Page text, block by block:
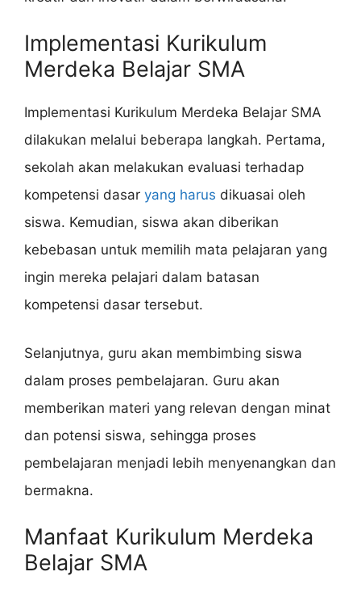
Implementasi Kurikulum
Merdeka Belajar SMA
Implementasi Kurikulum Merdeka Belajar SMA
dilakukan melalui beberapa langkah. Pertama,
sekolah akan melakukan evaluasi terhadap
kompetensi dasar yang harus dikuasai oleh
siswa. Kemudian, siswa akan diberikan
kebebasan untuk memilih mata pelajaran yang
ingin mereka pelajari dalam batasan
kompetensi dasar tersebut.
Selanjutnya, guru akan membimbing siswa
dalam proses pembelajaran. Guru akan
memberikan materi yang relevan dengan minat
dan potensi siswa, sehingga proses
pembelajaran menjadi lebih menyenangkan dan
bermakna.
Manfaat Kurikulum Merdeka
Belajar SMA